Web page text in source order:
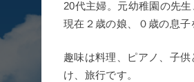
20代主婦。元幼稚園の先生
現在２歳の娘、０歳の息子
趣味は料理、ピアノ、子
け、旅行です。